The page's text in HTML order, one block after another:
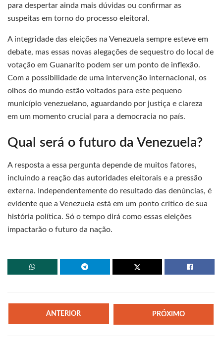
para despertar ainda mais dúvidas ou confirmar as
suspeitas em torno do processo eleitoral.
A integridade das eleições na Venezuela sempre esteve em
debate, mas essas novas alegações de sequestro do local de
votação em Guanarito podem ser um ponto de inflexão.
Com a possibilidade de uma intervenção internacional, os
olhos do mundo estão voltados para este pequeno
município venezuelano, aguardando por justiça e clareza
em um momento crucial para a democracia no país.
Qual será o futuro da Venezuela?
A resposta a essa pergunta depende de muitos fatores,
incluindo a reação das autoridades eleitorais e a pressão
externa. Independentemente do resultado das denúncias, é
evidente que a Venezuela está em um ponto crítico de sua
história política. Só o tempo dirá como essas eleições
impactarão o futuro da nação.
ANTERIOR PRÓXIMO